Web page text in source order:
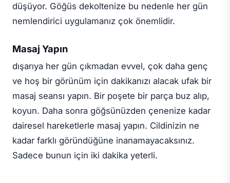
düşüyor. Göğüs dekoltenize bu nedenle her gün
nemlendirici uygulamanız çok önemlidir.
Masaj Yapın
dışarıya her gün çıkmadan evvel, çok daha genç
ve hoş bir görünüm için dakikanızı alacak ufak bir
masaj seansı yapın. Bir poşete bir parça buz alıp,
koyun. Daha sonra göğsünüzden çenenize kadar
dairesel hareketlerle masaj yapın. Cildinizin ne
kadar farklı göründüğüne inanamayacaksınız.
Sadece bunun için iki dakika yeterli.